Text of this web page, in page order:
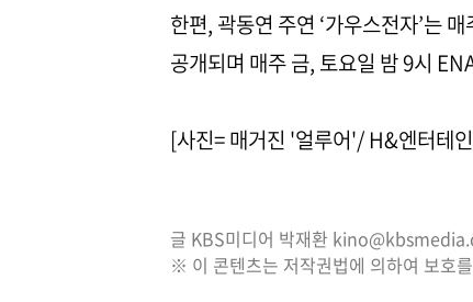
한편, 곽동연 주연 ‘가우스전자’는
공개되며 매주 금, 토요일 밤 9시
[사진= 매거진 '얼루어'/ H&엔터테
글 KBS미디어 박재환
※ 이 콘텐츠는 저작권법에 의하여 보호